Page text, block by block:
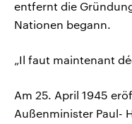
entfernt die
Nationen begann.
„Il faut maintenant
Am 25. April 1945
Außenminister Paul-